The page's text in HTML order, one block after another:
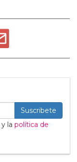
Suscribete
y la política de